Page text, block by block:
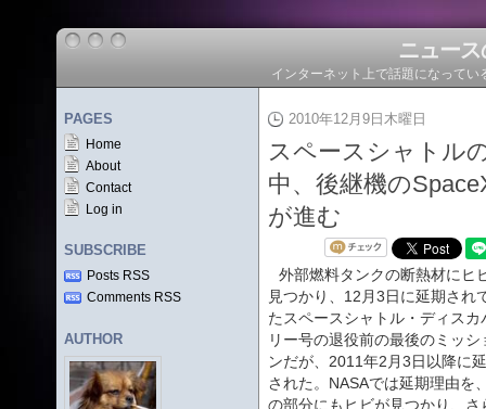
ニュー
インターネット上で話題になって
PAGES
Home
About
Contact
Log in
SUBSCRIBE
Posts RSS
Comments RSS
AUTHOR
2010年12月9日木曜日
スペースシャトル
中、後継機の
が進む
外部燃料タンクの断熱材にヒ
見つかり、12月3日に延期され
たスペースシャトル・ディスカ
リー号の退役前の最後のミッシ
ンだが、2011年2月3日以降に
された。NASAでは延期理由を
の部分にもヒビが見つかり、さ